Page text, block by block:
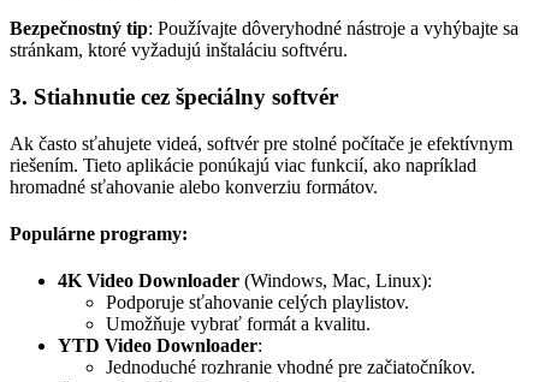
Bezpečnostný tip: Používajte dôveryhodné nástroje a vyhýbajte sa
stránkam, ktoré vyžadujú inštaláciu softvéru.
3. Stiahnutie cez špeciálny softvér
Ak často sťahujete videá, softvér pre stolné počítače je efektívnym
riešením. Tieto aplikácie ponúkajú viac funkcií, ako napríklad
hromadné sťahovanie alebo konverziu formátov.
Populárne programy:
4K Video Downloader (Windows, Mac, Linux):
Podporuje sťahovanie celých playlistov.
Umožňuje vybrať formát a kvalitu.
YTD Video Downloader:
Jednoduché rozhranie vhodné pre začiatočníkov.